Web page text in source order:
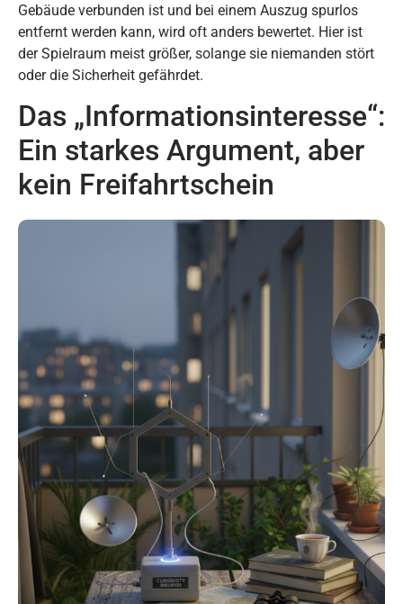
Gebäude verbunden ist und bei einem Auszug spurlos
entfernt werden kann, wird oft anders bewertet. Hier ist
der Spielraum meist größer, solange sie niemanden stört
oder die Sicherheit gefährdet.
Das „Informationsinteresse“:
Ein starkes Argument, aber
kein Freifahrtschein